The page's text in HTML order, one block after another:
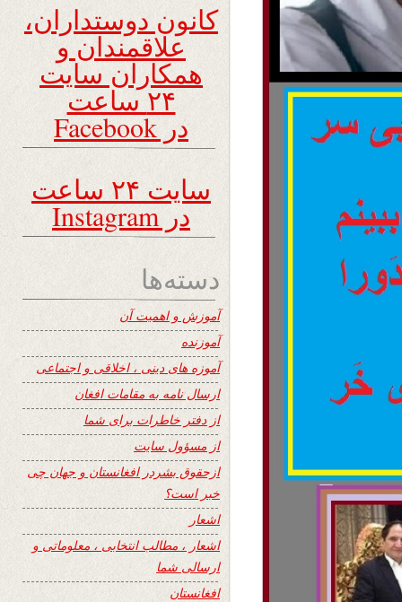
کانون دوستداران،
علاقمندان و
همکاران سایت
۲۴ ساعت
در Facebook
سایت ۲۴ ساعت
در Instagram
دسته‌ها
آموزش و اهمیت آن
آموزنده
آموزه های دینی ، اخلاقی و اجتماعی
ارسال نامه به مقامات افغان
از دفتر خاطرات برای شما
از مسؤول سایت
ازحقوق بشردر افغانستان و جهان چی
خبر است؟
اشعار
اشعار ، مطالب انتخابی ، معلوماتی و
ارسالی شما
افغانستان